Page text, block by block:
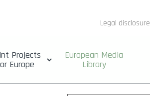
Legal disclosure
Projects
Europe
European Media
Library